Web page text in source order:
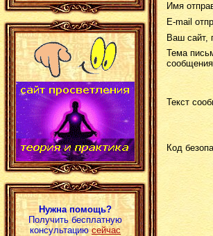
Нужна помощь?
Получить бесплатную
консультациюсейчас
Имя
E-mail
Ваш сайт,
Тема
Текст
Код